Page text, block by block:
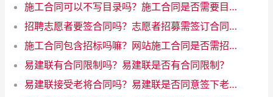
施工合同可以不写目录吗？施工合同是否需要目录？优化互联网写作标题
招聘志愿者要签合同吗？志愿者招募需签订合同吗
施工合同包含招标吗嘛？网站施工合同是否需招标？解析一下规定！
易建联有合同限制吗？易建联是否有合同限制？
易建联接受老将合同吗？易建联是否同意签下老将合同